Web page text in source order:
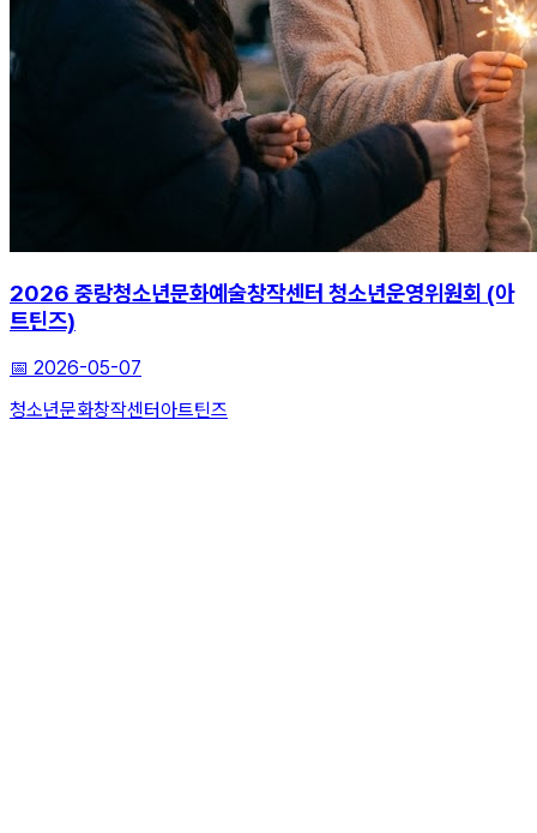
2026 중랑청소년문화예술창작센터 청소년운영위원회 (아
트틴즈)
📅 2026-05-07
청소년문화창작센터아트틴즈